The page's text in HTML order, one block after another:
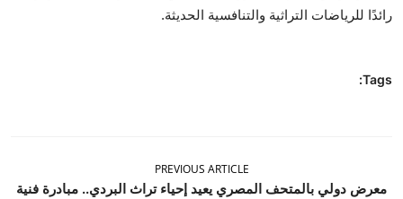
رائدًا للرياضات التراثية والتنافسية الحديثة.
Tags:
PREVIOUS ARTICLE
معرض دولي بالمتحف المصري يعيد إحياء تراث البردي.. مبادرة فنية